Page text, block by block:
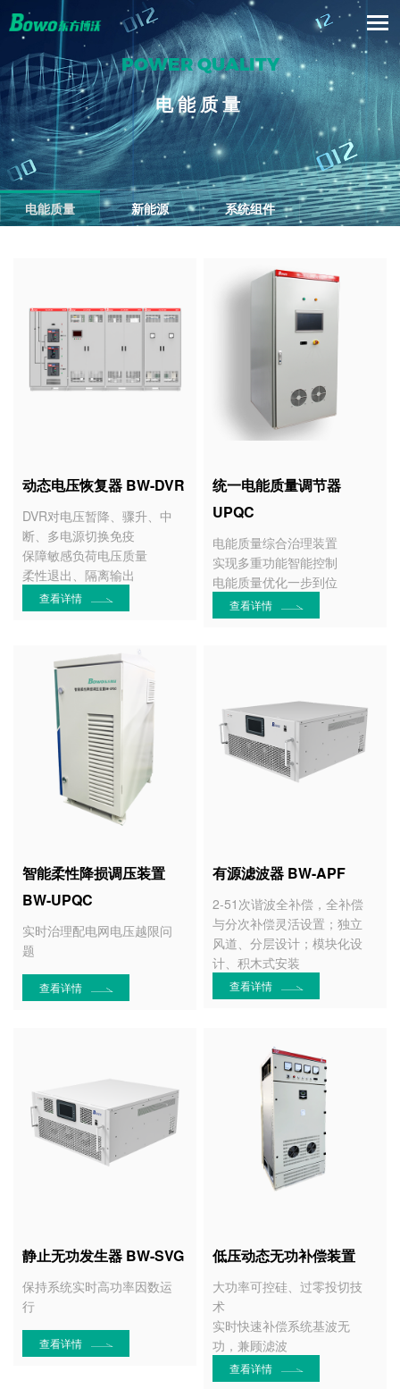
POWER QUALITY
电能质量
电能质量 新能源 系统组件
动态电压恢复器 BW-DVR
DVR对电压暂降、骤升、中
断、多电源切换免疫
保障敏感负荷电压质量
柔性退出、隔离输出
查看详情
统一电能质量调节器
UPQC
电能质量综合治理装置
实现多重功能智能控制
电能质量优化一步到位
查看详情
智能柔性降损调压装置
BW-UPQC
实时治理配电网电压越限问
题
查看详情
有源滤波器 BW-APF
2-51次谐波全补偿，全补偿
与分次补偿灵活设置；独立
风道、分层设计；模块化设
计、积木式安装
查看详情
静止无功发生器 BW-SVG
保持系统实时高功率因数运
行
查看详情
低压动态无功补偿装置
大功率可控硅、过零投切技
术
实时快速补偿系统基波无
功，兼顾滤波
查看详情